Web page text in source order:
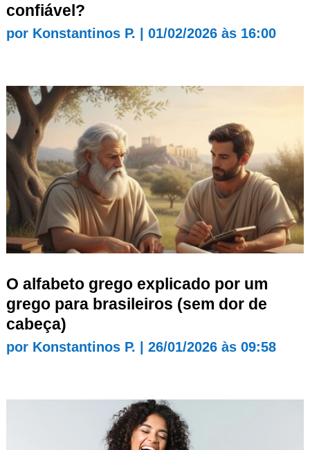
confiável?
por Konstantinos P. 01/02/2026 às 16:00
O alfabeto grego explicado por um
grego para brasileiros (sem dor de
cabeça)
por Konstantinos P. 26/01/2026 às 09:58